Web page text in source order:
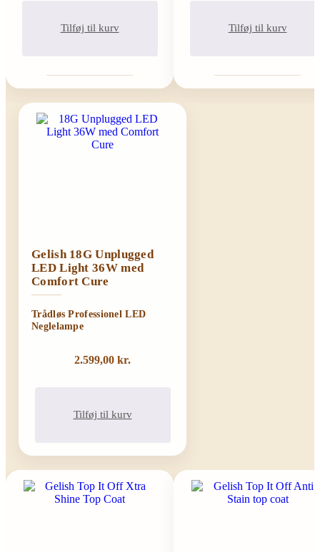
Tilføj til kurv Tilføj til kurv
Gelish 18G Unplugged
LED Light 36W med
Comfort Cure
Trådløs Professionel LED
Neglelampe
2.599,00 kr.
Tilføj til kurv